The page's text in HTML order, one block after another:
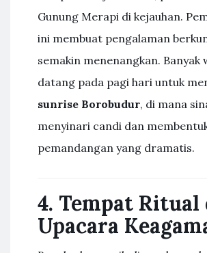
Gunung Merapi di kejauhan.
ini membuat pengalaman
semakin menenangkan. Banyak
datang pada pagi hari untuk
sunrise Borobudur, di mana
menyinari candi dan
pemandangan yang dramatis.
4. Tempat Ritual
Upacara